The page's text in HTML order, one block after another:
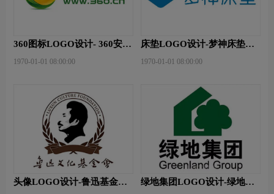
360图标LOGO设计- 360安全
1970-01-01 08:00:00
床垫LOGO设计-梦神床垫品
1970-01-01 08:00:00
头像LOGO设计-鲁迅基金会
绿地集团LOGO设计-绿地集